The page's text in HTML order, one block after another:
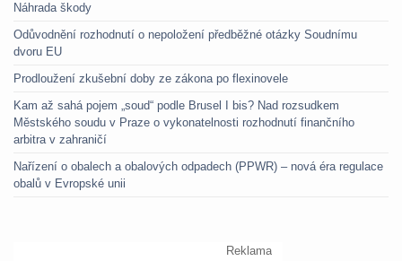
Náhrada škody
Odůvodnění rozhodnutí o nepoložení předběžné otázky Soudnímu
dvoru EU
Prodloužení zkušební doby ze zákona po flexinovele
Kam až sahá pojem „soud“ podle Brusel I bis? Nad rozsudkem
Městského soudu v Praze o vykonatelnosti rozhodnutí finančního
arbitra v zahraničí
Nařízení o obalech a obalových odpadech (PPWR) – nová éra regulace
obalů v Evropské unii